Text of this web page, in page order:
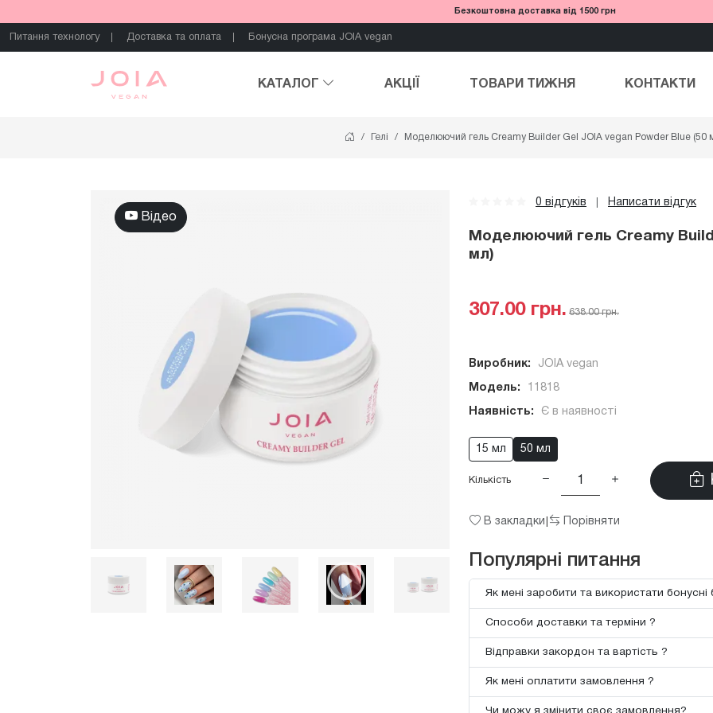
Безкоштовна доставка від 1500 грн
Питання технологу Доставка та оплата Бонусна програма JOIA vegan
КАТАЛОГ АКЦІЇ ТОВАРИ ТИЖНЯ КОНТАКТИ
Гелі Моделюючий гель Creamy Builder Gel JOIA vegan Powder Blue (50
Відео
0 відгуків Написати відгук
Моделюючий гель Creamy
мл)
307.00 грн. 638.00 грн.
Виробник: JOIA vegan
Модель: 11818
Наявність: Є в наявності
15 мл 50 мл
Кількість
В закладки Порівняти
Популярні питання
Як мені заробити та використати бонусні
Способи доставки та терміни ?
Відправки закордон та вартість ?
Як мені оплатити замовлення ?